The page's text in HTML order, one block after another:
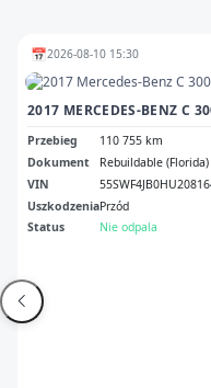
📅2026-08-10 15:30
2017 MERCEDES-BENZ C
Przebieg
110 755 km
Dokument
Rebuildable (Florida)
VIN
UszkodzeniaPrzód
Status
Nie odpala